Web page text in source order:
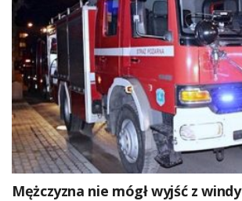
Mężczyzna nie mógł wyjść z windy